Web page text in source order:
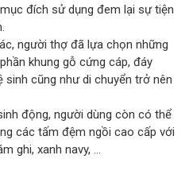
đích sử dụng đem lại sự tiện
người thợ đã lựa chọn những
khung gỗ cứng cáp, đáy
sinh cũng như di chuyển trở nên
động, người dùng còn có thể
các tấm đệm ngồi cao cấp với
ghi, xanh navy, …